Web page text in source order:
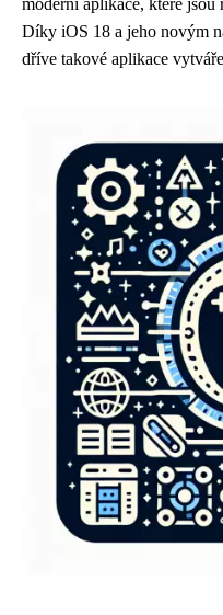
moderní aplikace, které
Díky iOS 18 a jeho novým
dříve takové aplikace